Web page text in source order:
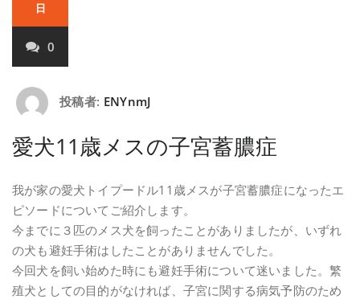
日
0
投稿者: ENYnmJ
愛犬11歳メスの子宮蓄膿症
我が家の愛犬トイプードル11歳メスが子宮蓄膿症になったエ
ピソードについてご紹介します。
今までに３匹のメス犬を飼ったことがありましたが、いずれ
の犬も避妊手術はしたことがありませんでした。
今回犬を飼い始めた時にも避妊手術について迷いました。繁
殖犬としての目的がなければ、子宮に関する病気予防のため